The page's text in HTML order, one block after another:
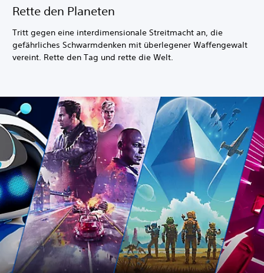
Rette den Planeten
Tritt gegen eine interdimensionale Streitmacht an, die
gefährliches Schwarmdenken mit überlegener Waffengewalt
vereint. Rette den Tag und rette die Welt.